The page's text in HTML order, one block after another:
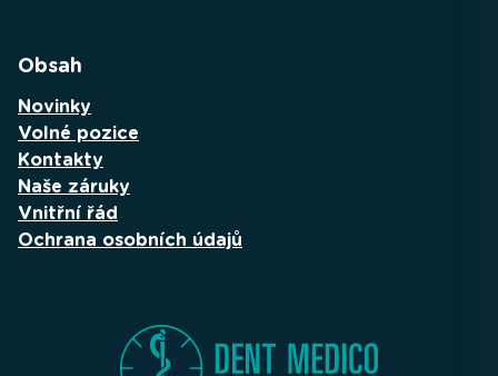
Obsah
Novinky
Volné pozice
Kontakty
Naše záruky
Vnitřní řád
Ochrana osobních údajů